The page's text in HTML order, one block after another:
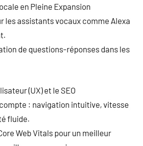
en Pleine Expansion
les assistants vocaux comme Alexa
de questions-réponses dans les
(UX) et le SEO
: navigation intuitive, vitesse
fluide.
Web Vitals pour un meilleur